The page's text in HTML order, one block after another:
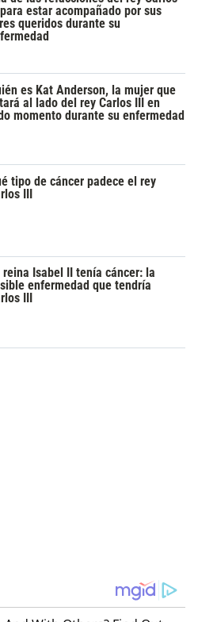
estar acompañado por sus
queridos durante su
es Kat Anderson, la mujer que
al lado del rey Carlos III en
momento durante su enfermedad
tipo de cáncer padece el rey
III
reina Isabel II tenía cáncer: la
enfermedad que tendría
III